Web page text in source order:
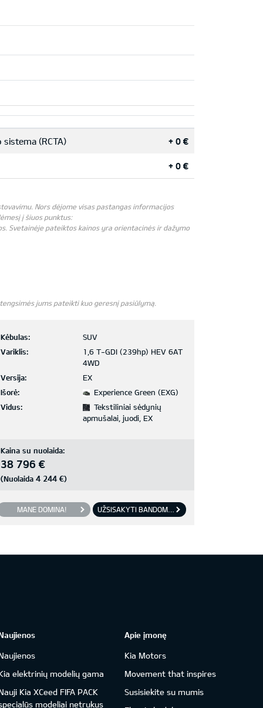
(RCTA) + 0 €
+ 0 €
Nors dėjome visas pastangas informacijos
į šiuos punktus:
Svetainėje pateiktos kainos yra orientacinės ir dažymo
jums pateikti kuo geresnį pasiūlymą.
Kėbulas:
SUV
Variklis:
1,6 T-GDI (239hp) HEV 6AT
4WD
Versija:
EX
Išorė:
Experience Green (EXG)
Vidus:
Tekstiliniai sėdynių
apmušalai, juodi, EX
Kaina su nuolaida:
38 796 €
(Nuolaida 4 244 €)
MANE DOMINA! UŽSISAKYTI BANDOMĄJĮ VAŽIAVIMĄ
elektrinių modelių gama
Kia XCeed FIFA PACK
modeliai netrukus
Apie įmonę
Kia Motors
Movement that inspires
Susisiekite su mumis